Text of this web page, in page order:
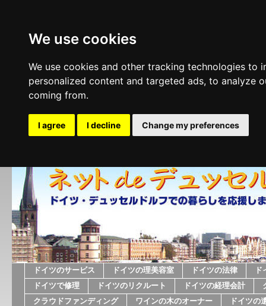
We use cookies
We use cookies and other tracking technologies
personalized content and targeted ads, to analyze
coming from.
I agree I decline Change my preferences
ドイツのサービス ドイツの理美容室 ドイツの法律
ドイツで修理
ドイツのリクルート ドイツの経理会計
クラウドファンディング
ワインの木のオーナー
ドイツの